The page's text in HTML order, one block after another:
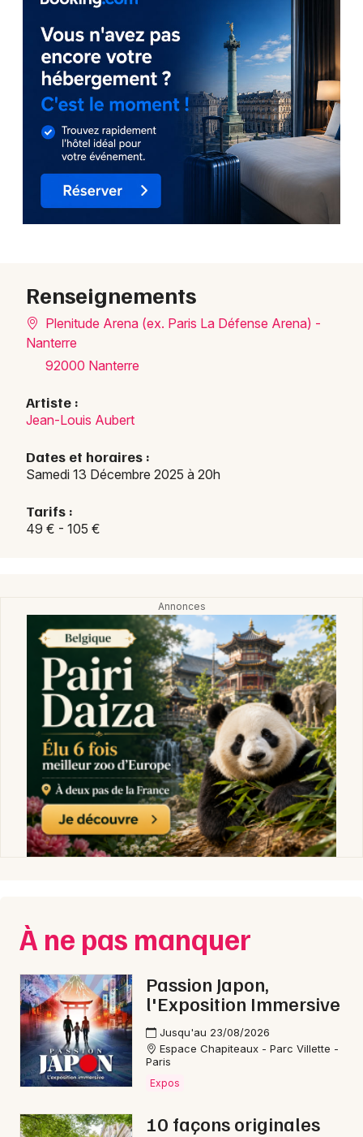
Renseignements
Plenitude Arena (ex. Paris La Défense Arena) -
Nanterre
92000 Nanterre
Artiste :
Jean-Louis Aubert
Dates et horaires :
Samedi 13 Décembre 2025 à 20h
Tarifs :
49 € - 105 €
À ne pas manquer
Passion Japon,
l'Exposition Immersive
Jusqu'au 23/08/2026
Espace Chapiteaux - Parc Villette -
Paris
Expos
10 façons originales